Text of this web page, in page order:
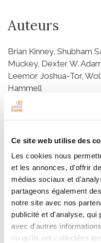
Ce site web utilise des
Les cookies nous
et les annonces, d'offrir
médias sociaux et
partageons également
notre site avec nos
publicité et d'analyse, qui
avec d'autres
ou qu'ils ont collectées
Auteurs
Brian Kinney, Shubham
Muckey, Dexter W.
Leemor Joshua-Tor,
Hammell
Équipe
Biologie
WOLFGANG